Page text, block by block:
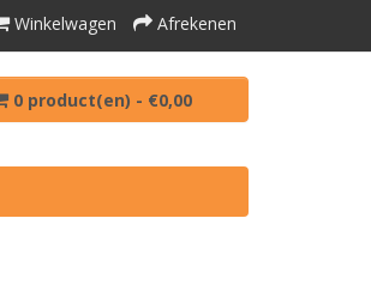
Winkelwagen Afrekenen
0 product(en) - €0,00